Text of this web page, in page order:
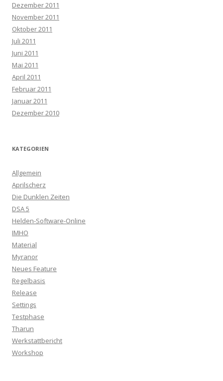
Dezember 2011
November 2011
Oktober 2011
Juli 2011
Juni 2011
Mai 2011
April 2011
Februar 2011
Januar 2011
Dezember 2010
KATEGORIEN
Allgemein
Aprilscherz
Die Dunklen Zeiten
DSA 5
Helden-Software-Online
IMHO
Material
Myranor
Neues Feature
Regelbasis
Release
Settings
Testphase
Tharun
Werkstattbericht
Workshop